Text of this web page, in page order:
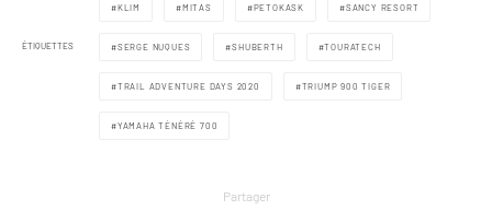
ÉTIQUETTES
KLIM MITAS PETOKASK SANCY RESORT
SERGE NUQUES SHUBERTH TOURATECH
TRAIL ADVENTURE DAYS 2020 TRIUMP 900 TIGER
YAMAHA TÉNÉRÉ 700
Partager